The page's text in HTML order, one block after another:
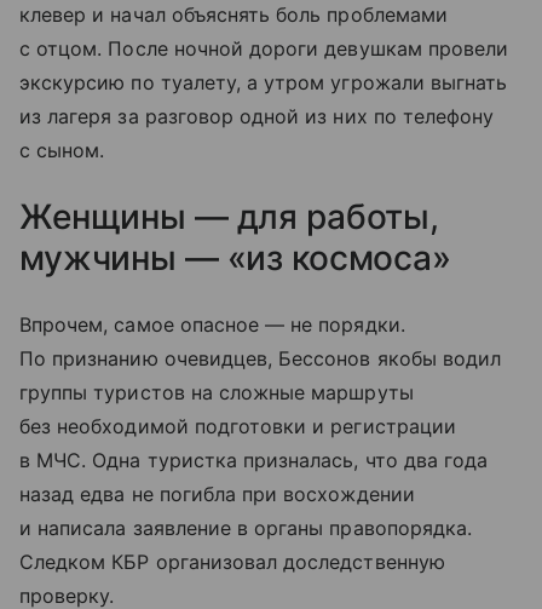
клевер и начал объяснять боль проблемами
с отцом. После ночной дороги девушкам провели
экскурсию по туалету, а утром угрожали выгнать
из лагеря за разговор одной из них по телефону
с сыном.
Женщины — для работы,
мужчины — «из космоса»
Впрочем, самое опасное — не порядки.
По признанию очевидцев, Бессонов якобы водил
группы туристов на сложные маршруты
без необходимой подготовки и регистрации
в МЧС. Одна туристка призналась, что два года
назад едва не погибла при восхождении
и написала заявление в органы правопорядка.
Следком КБР организовал доследственную
проверку.